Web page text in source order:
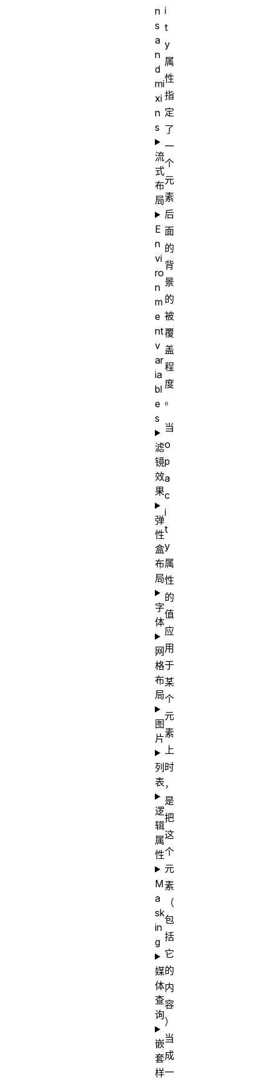
i
t
y
属
性
指
定
了
一
个
元
素
后
面
的
背
景
的
被
覆
盖
程
度
。
当
o
p
a
c
i
t
y
属
性
的
值
应
用
于
某
个
元
素
上
时
，
是
把
这
个
元
素
（
包
括
它
的
内
容
）
当
成
一
n
s
a
n
d
mi
xi
n
s
流
式
布
局
E
n
vi
ro
n
m
e
nt
v
ar
ia
bl
e
s
滤
镜
效
果
弹
性
盒
布
局
字
体
网
格
布
局
图
片
列
表
逻
辑
属
性
M
a
sk
in
g
媒
体
查
询
嵌
套
样